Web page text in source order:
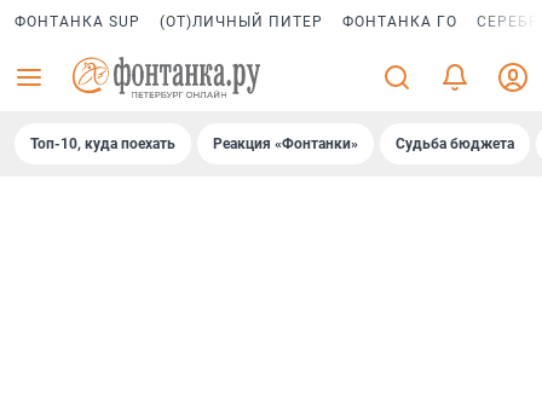
ФОНТАНКА SUP (ОТ)ЛИЧНЫЙ ПИТЕР ФОНТАНКА ГО
Топ-10, куда поехать Реакция «Фонтанки» Судьба бюджета